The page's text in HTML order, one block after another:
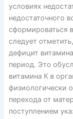
условиях
недостаточного
сформироваться
следует
дефицит
период. Это
витамина К в
физиологически
перехода от
поступлением